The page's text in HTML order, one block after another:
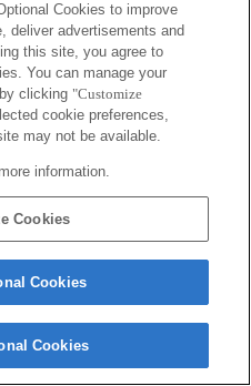
est arrêté.
la période qui précède le passage
étendue.
sur le mode manuel, le contrôle du
photo ne fonctionne pas correctement.
normalement.
correctement enregistrés.
Cookies to improve
deliver advertisements and
this site, you agree to
You can manage your
clicking "Customize
cookie preferences,
may not be available.
information.
Cookies
Cookies
Cookies